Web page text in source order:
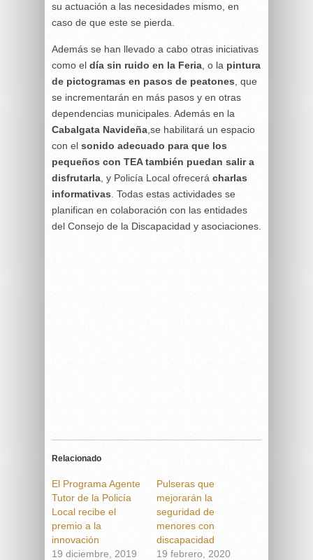
su actuación a las necesidades mismo, en
caso de que este se pierda.
Además se han llevado a cabo otras iniciativas
como el día sin ruido en la Feria, o la pintura
de pictogramas en pasos de peatones, que
se incrementarán en más pasos y en otras
dependencias municipales. Además en la
Cabalgata Navideña,se habilitará un espacio
con el sonido adecuado para que los
pequeños con TEA también puedan salir a
disfrutarla, y Policía Local ofrecerá charlas
informativas. Todas estas actividades se
planifican en colaboración con las entidades
del Consejo de la Discapacidad y asociaciones.
Relacionado
El Programa Agente
Tutor de la Policía
Local recibe el
premio a la
innovación
19 diciembre, 2019
Pulseras que
mejorarán la
seguridad de
menores con
discapacidad
19 febrero, 2020